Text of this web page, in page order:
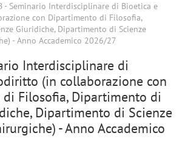
- Seminario Interdisciplinare di Bioetica e
con Dipartimento di Filosofia,
Giuridiche, Dipartimento di Scienze
- Anno Accademico 2026/27
Interdisciplinare di
(in collaborazione con
Filosofia, Dipartimento di
Dipartimento di Scienze
- Anno Accademico